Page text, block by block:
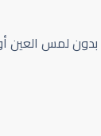
بدون لمس العين